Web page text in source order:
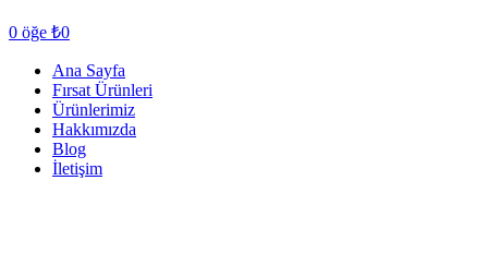
0 öğe ₺0
Ana Sayfa
Fırsat Ürünleri
Ürünlerimiz
Hakkımızda
Blog
İletişim